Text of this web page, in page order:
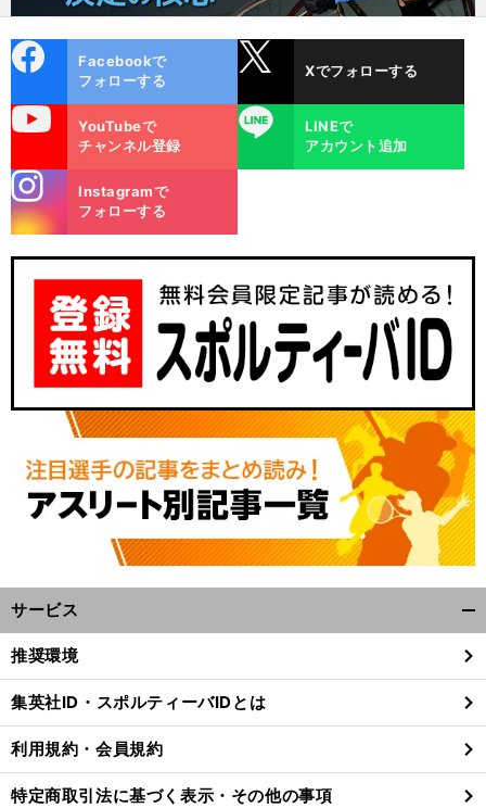
ok
Facebookで
フォローする
Xでフォローする
YouTubeで
チャンネル登録
LINE
LINEで
アカウント追加
m
Instagramで
フォローする
サービス
閉
る
推奨環境
集英社ID・スポルティーバIDとは
利用規約・会員規約
特定商取引法に基づく表示・その他の事項